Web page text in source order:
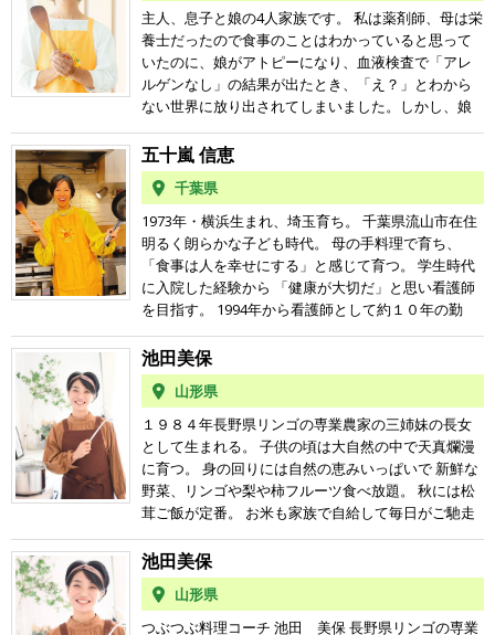
に健康オタクへの道が始まったのですが、 今から思
うと滅茶苦茶でした。 何種類ものサプリメントを毎
日摂っていました。 今から思うと稚拙でした。 以
後、１０年以上、ほとんど毎日下痢が続き、 正常な
便が出る日がほとんどありませんでした。 今思う
と、サプリメントの周りに付いているゲル材、 それ
が腸内に張り付いて腸内環境をおかしくしていたん
じゃないかと。 十代の終盤からは顔中にニキビが常
に大量発生。 こればかりは１５年以上深刻に悩み苦
しみました。 治そうとして、いろんな健康食品や化
粧品、医学的措置を試しました。 そのためにお金も
かかり、破産もしました。 でもほとんど改善はしま
せんでした。 ２０代の終盤からは仕事のストレスが
きっかけで 極度の冷え性になりました。 お医者さん
からは自律神経失調症と診断を受けました。 冷房が
ついた環境にはどこにいても辛くて辛くて 私の居場
所はどこにもないくらいでした。 少しずつ症状は改
善したとはいえ、 極度の冷え性と精神的憂鬱には１
０年近く苦しみました。 そんな私はなんとかして元
気になろうと一生懸命。 健康オタクで食には気を使
う。 でも、今から思うと重大な知識不足によって 間
違ったものを身体に良いと思い込み、 自分の身体に
合わない食材を身体に良いと思い込んで、 一向に元
には検査でたまたま子宮頸種が発覚。 生理不順が続
いたと思っていたらそんなまさか。 長い間食生活に
は気を使っていて 添加物など身体に悪いものは摂ら
ず、 身体に良さそうなものを継続して摂っていて 風
かけてよく見て味わって、帰ってそのとおりに作っ
て、フィードバックして共有、を繰り返すようにな
ってから。以前とは別物のように美味しくなったの
です。レシピでは見えないコツがあって、ポイント
を押さえれば難しくない効率的な料理だとわかって
きました。 「こんなことなら、早く行けばよかっ
た、料理教室」 2020年春から定期的につぶつぶ料理
教室に通い、2022年夏に料理コーチになりました。
シンプルな料理術だからこそ、基本ルールがあって
の自由。その上で、手早く作るも、アレンジもでき
るようになる。素材の美味しさを引き出すと、料理
する人の元気も引き出される。頭で納得、体で喜ぶ
つぶつぶ料理から、自由に広がっていく世界を、ご
一緒しましょう！
カフェで、ハンバーグや月替わりパフェを楽しむお
客さんであること。その頃は、これを家で作ろうと
は思いませんでした。 日常はとにかく手早く作る、
とか栄養素がとれればいい、とかを優先する頭でい
っぱい。未来食の理念に納得し、本もおおかた揃え
たら、分量はおおざっぱ手順も守らず作っては、お
いしくないな～、とか思ってました。 そんな思い込
みが変わったのは、定期的につぶつぶ料理教室に出
かけてよく見て味わって、帰ってそのとおりに作っ
て、フィードバックして共有、を繰り返すようにな
ってから。以前とは別物のように美味しくなったの
です。レシピでは見えないコツがあって、ポイント
を押さえれば難しくない効率的な料理だとわかって
きました。 「こんなことなら、早く行けばよかっ
た、料理教室」 2020年春から定期的につぶつぶ料理
教室に通い、2022年夏に料理コーチになりました。
シンプルな料理術だからこそ、基本ルールがあって
の自由。その上で、手早く作るも、アレンジもでき
るようになる。素材の美味しさを引き出すと、料理
する人の元気も引き出される。頭で納得、体で喜ぶ
つぶつぶ料理から、自由に広がっていく世界を、ご
一緒しましょう！
主人、息子と娘の4人家族です。 私は薬剤師、母は栄
養士だったので食事のことはわかっていると思って
いたのに、娘がアトピーになり、血液検査で「アレ
ルゲンなし」の結果が出たとき、「え？」とわから
ない世界に放り出されてしまいました。しかし、娘
のアトピーが食に向き合い直すきっかけになりまし
た。つぶつぶで何を食べるのかを学び、その内容に
衝撃を受け、まずは出来ることから。食べたいもの
から作り、おいしいと食べているうちに、娘のアト
ピーもすっかりきれいになり、ついでに私の肌もき
れいになりました。毎日食べるごはんをおいしいく
たのしく♪ 家族もまわりも笑顔にしちゃおう♪
五十嵐 信恵
千葉県
1973年・横浜生まれ、埼玉育ち。 千葉県流山市在住
明るく朗らかな子ども時代。 母の手料理で育ち、
「食事は人を幸せにする」と感じて育つ。 学生時代
に入院した経験から 「健康が大切だ」と思い看護師
を目指す。 1994年から看護師として約１０年の勤
務。 「病気にならないためにはどうすれば良いか」
と考えていたけど答えは見つからず。 病気や人間関
係から、落ち込みやすい性格に。 子どもの花粉症を
きっかけに、食の真実に触れ、 自己流で菜食を実践
するが改善せず。 2015年 テキスト「つぶつぶ雑穀
甘酒スイーツ」と出会う。 義両親の介護がスター
ト。 2020年 看護師として外来勤務を開始。 西洋医
学の健康に対する視点との違いに悩み、退職。 「つ
ぶつぶ料理教室」を思い出し、レッスンに参加。 直
り、義両親が投薬をストップ。 自分と子どもの花粉
症も軽減。 その他の体調不良も解消。 元々の前向き
でクヨクヨしない性格に。 2023年1月 つぶつぶ料
理コーチとしてデビュー。 いつも前向きで明るい姿
池田美保
山形県
１９８４年長野県リンゴの専業農家の三姉妹の長女
として生まれる。 子供の頃は大自然の中で天真爛漫
に育つ。 身の回りには自然の恵みいっぱいで 新鮮な
野菜、リンゴや梨や柿フルーツ食べ放題。 秋には松
茸ご飯が定番。 お米も家族で自給して毎日がご馳走
の日々を過ごす。 大学進学しとても居心地のいい実
家を一歩出てみたら なんと何もできない自分に気づ
き一人暮らしは 苦労の日々。 国際開発、福祉につい
て学ぶも自分では 手に負えないような問題の山に途
方にくれ さらには、こんなに争い地球を破壊する 人
池田美保
山形県
つぶつぶ料理コーチ 池田 美保 長野県リンゴの専業